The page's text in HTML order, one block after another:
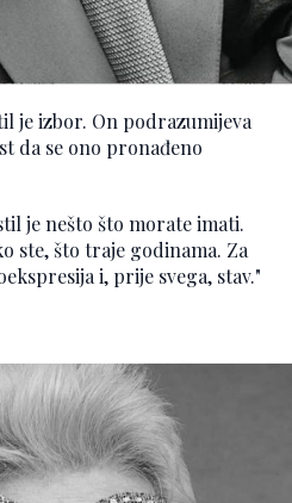
je izbor. On podrazumijeva
da se ono pronađeno
je nešto što morate imati.
ste, što traje godinama. Za
i, prije svega, stav."